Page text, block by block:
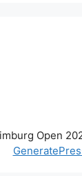
Open